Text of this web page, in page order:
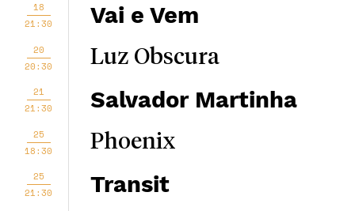
18
21:30
Vai e Vem
20
20:30
Luz Obscura
21
21:30
Salvador Martinha
25
18:30
Phoenix
25
21:30
Transit